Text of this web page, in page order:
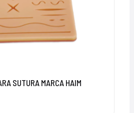
SUTURA MARCA HAIM